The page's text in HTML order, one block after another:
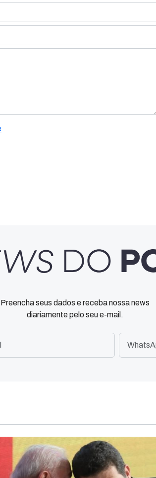
Preencha seus dados e receba nossa news
diariamente pelo seu e-mail.